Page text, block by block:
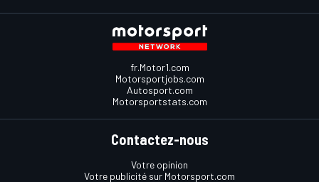
fr.Motor1.com
Motorsportjobs.com
Autosport.com
Motorsportstats.com
Contactez-nous
Votre opinion
Votre publicité sur Motorsport.com